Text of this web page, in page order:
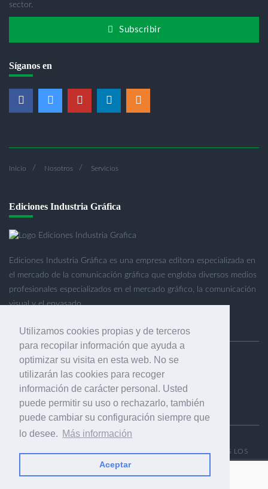
Utilizamos cookies propias y de terceros
para recopilar información que ayuda a
optimizar su visita en esta web. No se
utilizarán las cookies para recoger
información de carácter personal. Usted
puede permitir su uso o rechazarlo, también
puede cambiar su configuración siempre que
lo desee. Más información
Aceptar
sector.
Subscribir
Síganos en
Inicio Nosotros Servicios
Ediciones Industria Gráfica
Ediciones Industria Gráfica es una empresa editora especializada en
el mercado de la comunicación gráfica que engloba diversos medios
profesionales especializados en el mercado gráfico, la comunicación
visual y el envasado.
Ediciones Industria Gráfica, S.C.P.
Calle Fluvià 257, bajos, 08020 Barcelona (España)
© 2001-2026 EDICIONES INDUSTRIA GRÁFICA - TODOS LOS
DERECHOS RESERVADOS
AVISO LEGAL|POLÍTICA DE PRIVACIDAD